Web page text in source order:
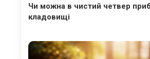
Чи можна в чистий четвер
кладовищі